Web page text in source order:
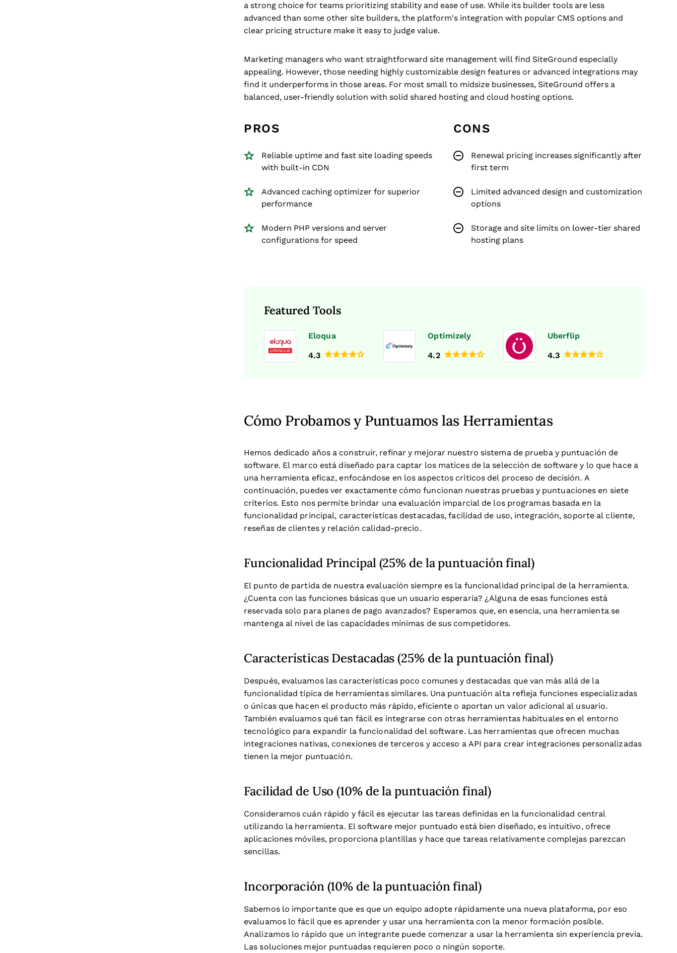
a strong choice for teams prioritizing stability and ease of use. While its builder tools are less
advanced than some other site builders, the platform's integration with popular CMS options and
clear pricing structure make it easy to judge value.
Marketing managers who want straightforward site management will find SiteGround especially
appealing. However, those needing highly customizable design features or advanced integrations may
find it underperforms in those areas. For most small to midsize businesses, SiteGround offers a
balanced, user-friendly solution with solid shared hosting and cloud hosting options.
PROS
Reliable uptime and fast site loading speeds
with built-in CDN
Advanced caching optimizer for superior
performance
Modern PHP versions and server
configurations for speed
CONS
Renewal pricing increases significantly after
first term
Limited advanced design and customization
options
Storage and site limits on lower-tier shared
hosting plans
Featured Tools
Eloqua
4.3
Optimizely
4.2
Uberflip
4.3
Cómo Probamos y Puntuamos las Herramientas
Hemos dedicado años a construir, refinar y mejorar nuestro sistema de prueba y puntuación de
software. El marco está diseñado para captar los matices de la selección de software y lo que hace a
una herramienta eficaz, enfocándose en los aspectos críticos del proceso de decisión. A
continuación, puedes ver exactamente cómo funcionan nuestras pruebas y puntuaciones en siete
criterios. Esto nos permite brindar una evaluación imparcial de los programas basada en la
funcionalidad principal, características destacadas, facilidad de uso, integración, soporte al cliente,
reseñas de clientes y relación calidad-precio.
Funcionalidad Principal (25% de la puntuación final)
El punto de partida de nuestra evaluación siempre es la funcionalidad principal de la herramienta.
¿Cuenta con las funciones básicas que un usuario esperaría? ¿Alguna de esas funciones está
reservada solo para planes de pago avanzados? Esperamos que, en esencia, una herramienta se
mantenga al nivel de las capacidades mínimas de sus competidores.
Características Destacadas (25% de la puntuación final)
Después, evaluamos las características poco comunes y destacadas que van más allá de la
funcionalidad típica de herramientas similares. Una puntuación alta refleja funciones especializadas
o únicas que hacen el producto más rápido, eficiente o aportan un valor adicional al usuario.
También evaluamos qué tan fácil es integrarse con otras herramientas habituales en el entorno
tecnológico para expandir la funcionalidad del software. Las herramientas que ofrecen muchas
integraciones nativas, conexiones de terceros y acceso a API para crear integraciones personalizadas
tienen la mejor puntuación.
Facilidad de Uso (10% de la puntuación final)
Consideramos cuán rápido y fácil es ejecutar las tareas definidas en la funcionalidad central
utilizando la herramienta. El software mejor puntuado está bien diseñado, es intuitivo, ofrece
aplicaciones móviles, proporciona plantillas y hace que tareas relativamente complejas parezcan
sencillas.
Incorporación (10% de la puntuación final)
Sabemos lo importante que es que un equipo adopte rápidamente una nueva plataforma, por eso
evaluamos lo fácil que es aprender y usar una herramienta con la menor formación posible.
Analizamos lo rápido que un integrante puede comenzar a usar la herramienta sin experiencia previa.
Las soluciones mejor puntuadas requieren poco o ningún soporte.